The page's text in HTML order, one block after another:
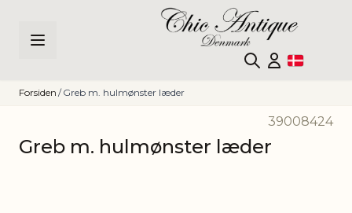
Forsiden / Greb m. hulmønster læder
39008424
Greb m. hulmønster læder